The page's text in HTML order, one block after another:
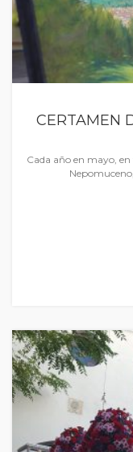
CERTAMEN
Cada año en mayo,